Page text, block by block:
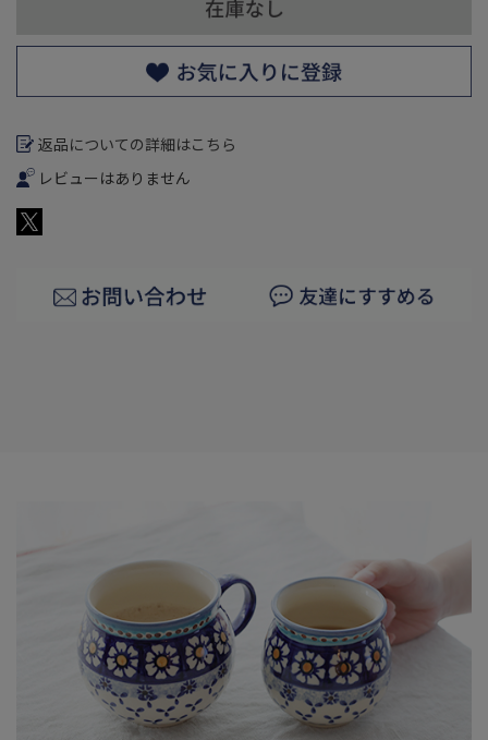
返品についての詳細はこちら
レビューはありません